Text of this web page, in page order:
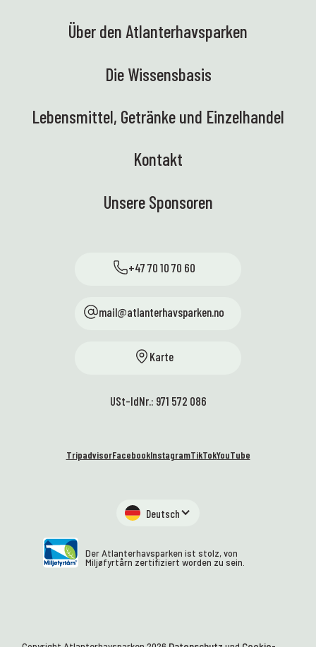
Über den Atlanterhavsparken
Die Wissensbasis
Lebensmittel, Getränke und Einzelhandel
Kontakt
Unsere Sponsoren
+47 70 10 70 60
mail@atlanterhavsparken.no
Karte
USt-IdNr.: 971 572 086
TripadvisorFacebookInstagramTikTokYouTube
Deutsch
Der Atlanterhavsparken ist stolz, von
Miljøfyrtårn zertifiziert worden zu sein.